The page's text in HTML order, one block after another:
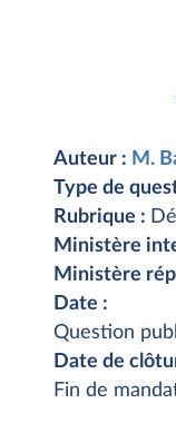
Auteur : M.
Type de
Rubrique :
Ministère
Ministère
Date :
Question
Date de
Fin de